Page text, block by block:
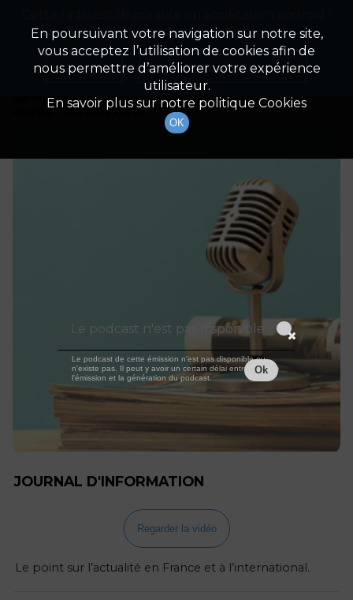
Détails De L'épisode
23 mars 2021
à 11h30
durée : Invalid date
JOURNAL D'INFORMATION
Regarder la vidéo
Le point sur l’actualité en France et à l’international.
En poursuivant votre navigation sur notre site,
vous acceptez l’utilisation de cookies afin de
nous permettre d’améliorer votre expérience
utilisateur.
En savoir plus sur notre politique Cookies
OK
Appuyez ci-dessous pour l'installer.
Non merci Télécharger l'application
Le podcast n'est pas disponible
Le podcast de cette émission n'est pas disponible ou
n'existe pas. Il peut y avoir un certain délai entre la fin de
l'émission et la génération du podcast.
Ok